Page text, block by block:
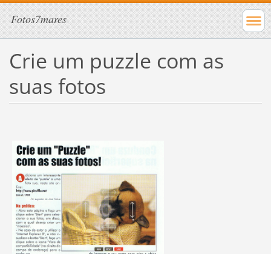
Fotos7mares
Crie um puzzle com as
suas fotos